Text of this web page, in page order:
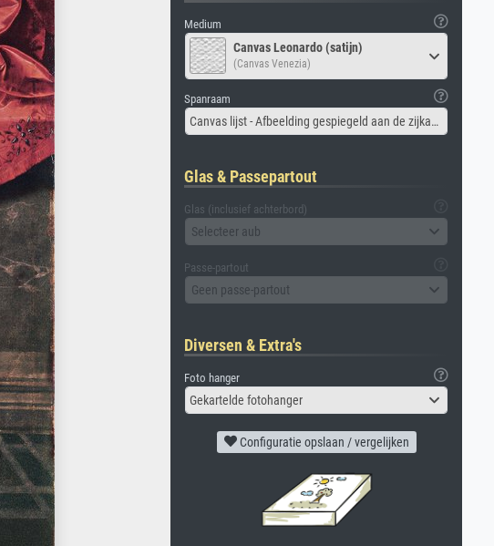
Medium
Canvas Leonardo (satijn)
(Canvas Venezia)
Spanraam
Canvas lijst - Afbeelding gespiegeld aan de zijkant
Glas & Passepartout
Glas (inclusief achterbord)
Selecteer aub
Passe-partout
Geen passe-partout
Diversen & Extra's
Foto hanger
Gekartelde fotohanger
Configuratie opslaan / vergelijken